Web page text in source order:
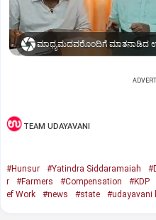
TEAM UDAYAVANI
#Hunsur #Yatindra Siddaramaiah
r
#Farmers #Compensation #KDP
ef Work
#news #state #udayavani